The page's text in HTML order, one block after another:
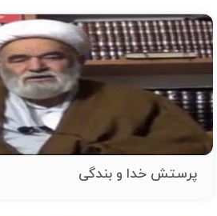
پرستش خدا و بندگی